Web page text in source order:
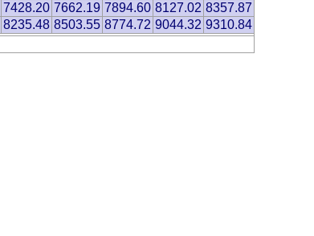
7428.20 7662.19 7894.60 8127.02 8357.87
8235.48 8503.55 8774.72 9044.32 9310.84